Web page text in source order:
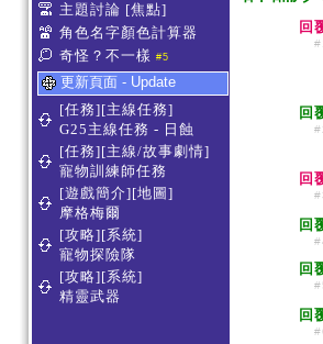
主題討論 [焦點]
角色名字顏色計算器
奇怪？不一樣 #5
更新頁面 - Update
[任務][主線任務]
G25主線任務 - 日蝕
[任務][主線/故事劇情]
寵物訓練師任務
[遊戲簡介][地圖]
摩格梅爾
[攻略][系統]
寵物探險隊
[攻略][系統]
精靈武器
回
回
回
回
回
回